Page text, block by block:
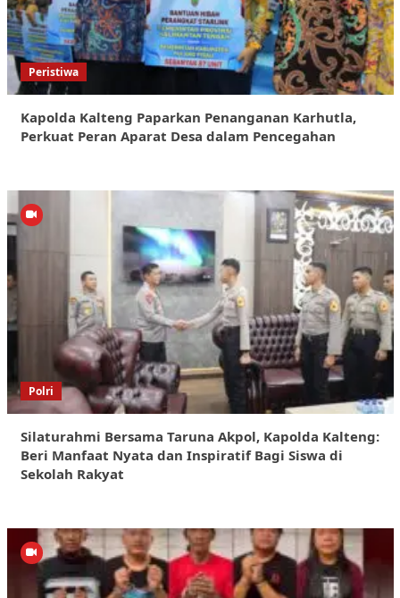
Peristiwa
Kapolda Kalteng Paparkan Penanganan Karhutla,
Perkuat Peran Aparat Desa dalam Pencegahan
Polri
Silaturahmi Bersama Taruna Akpol, Kapolda Kalteng:
Beri Manfaat Nyata dan Inspiratif Bagi Siswa di
Sekolah Rakyat